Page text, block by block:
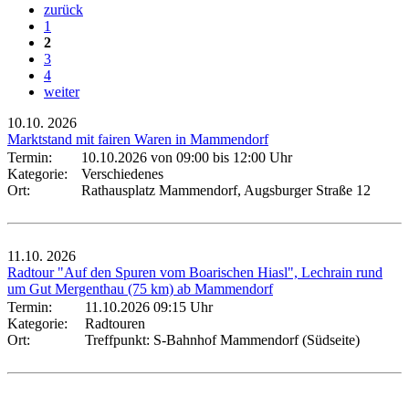
zurück
1
2
3
4
weiter
10.10. 2026
Marktstand mit fairen Waren in Mammendorf
Termin:
10.10.2026 von 09:00 bis 12:00 Uhr
Kategorie:
Verschiedenes
Ort:
Rathausplatz Mammendorf, Augsburger Straße 12
11.10. 2026
Radtour "Auf den Spuren vom Boarischen Hiasl", Lechrain rund
um Gut Mergenthau (75 km) ab Mammendorf
Termin:
11.10.2026 09:15 Uhr
Kategorie:
Radtouren
Ort:
Treffpunkt: S-Bahnhof Mammendorf (Südseite)